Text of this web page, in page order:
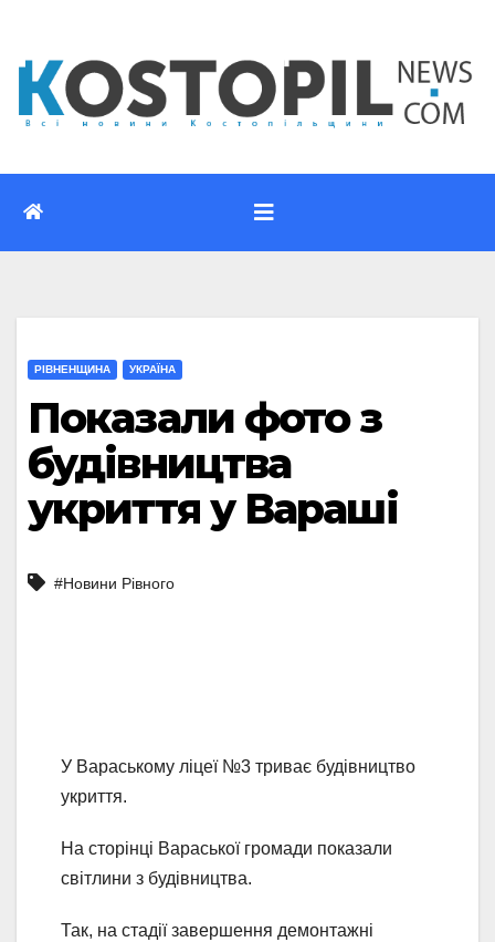
вмісту
РІВНЕНЩИНА УКРАЇНА
Показали фото з
будівництва
укриття у Вараші
#Новини Рівного
У Вараському ліцеї №3 триває будівництво
укриття.
На сторінці Вараської громади показали
світлини з будівництва.
Так, на стадії завершення демонтажні